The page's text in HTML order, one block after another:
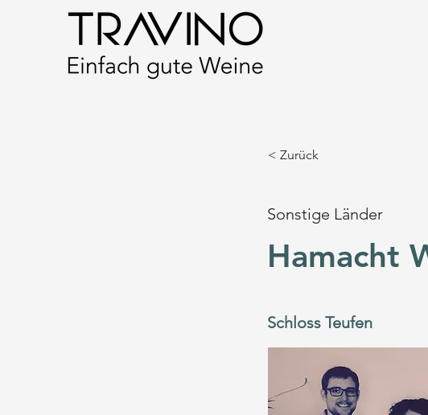
< Zurück
Sonstige Länder
Hamacht
Schloss Teufen